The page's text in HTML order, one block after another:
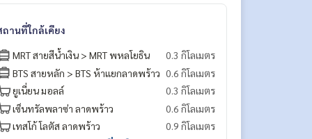
ถานที่ใกล้เคียง
MRT สายสีน้ำเงิน > MRT พหลโยธิน
0.3 กิโลเมตร
BTS สายหลัก > BTS ห้าแยกลาดพร้าว 0.6 กิโลเมตร
ยูเนี่ยน มอลล์
0.3 กิโลเมตร
เซ็นทรัลพลาซ่า ลาดพร้าว
0.6 กิโลเมตร
เทสโก้ โลตัส ลาดพร้าว
0.9 กิโลเมตร